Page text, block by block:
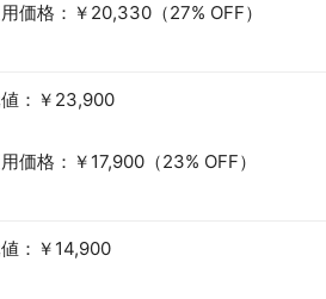
価格：￥20,330（27% OFF）
：￥23,900
価格：￥17,900（23% OFF）
：￥14,900